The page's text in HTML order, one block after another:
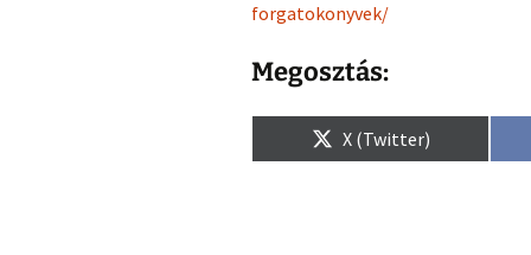
forgatokonyvek/
Megosztás:
Share
on
X (Twitter)